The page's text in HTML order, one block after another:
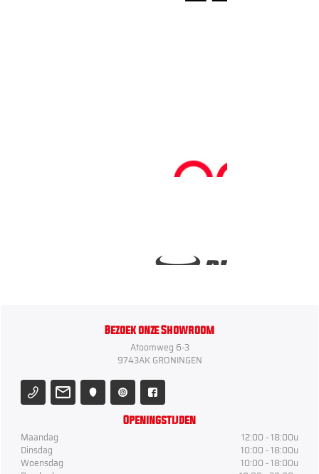
Bezoek onze Showroom
Atoomweg 6-3
9743AK GRONINGEN
Openingstijden
Maandag
12:00 - 18:00u
Dinsdag
10:00 - 18:00u
Woensdag
10:00 - 18:00u